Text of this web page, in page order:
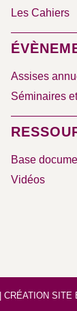
Les Cahiers
Assises
Séminaires
Base
Vidéos
CRÉATION SITE